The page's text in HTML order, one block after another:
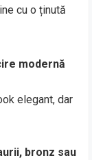
cu o ținută
modernă
elegant, dar
bronz sau